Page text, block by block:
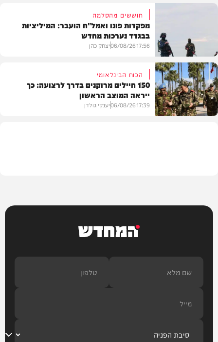
בעולם
חוששים מהסלמה
מפקדות פונו ואמל"ח הועבר: המיליציות
בבגדד נערכות מחדש
17:56
06/08/26יצחק כהן
הכוח הבינלאומי
150 חיילים מרוקנים בדרך לרצועה: כך
ייראה המוצב הראשון
17:39
06/08/26יענקי גולדן
המחדש